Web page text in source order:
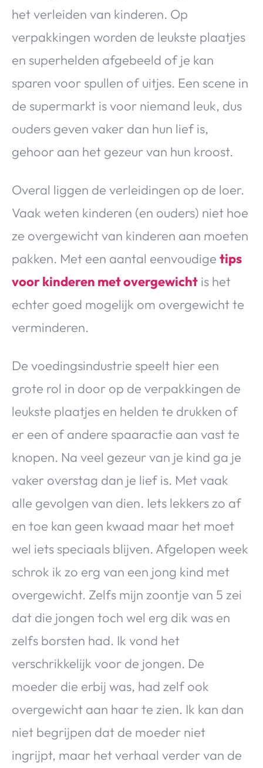
het verleiden van kinderen. Op
verpakkingen worden de leukste plaatjes
en superhelden afgebeeld of je kan
sparen voor spullen of uitjes. Een scene in
de supermarkt is voor niemand leuk, dus
ouders geven vaker dan hun lief is,
gehoor aan het gezeur van hun kroost.
Overal liggen de verleidingen op de loer.
Vaak weten kinderen (en ouders) niet hoe
ze overgewicht van kinderen aan moeten
pakken. Met een aantal eenvoudige tips
voor kinderen met overgewicht is het
echter goed mogelijk om overgewicht te
verminderen.
De voedingsindustrie speelt hier een
grote rol in door op de verpakkingen de
leukste plaatjes en helden te drukken of
er een of andere spaaractie aan vast te
knopen. Na veel gezeur van je kind ga je
vaker overstag dan je lief is. Met vaak
alle gevolgen van dien. Iets lekkers zo af
en toe kan geen kwaad maar het moet
wel iets speciaals blijven. Afgelopen week
schrok ik zo erg van een jong kind met
overgewicht. Zelfs mijn zoontje van 5 zei
dat die jongen toch wel erg dik was en
zelfs borsten had. Ik vond het
verschrikkelijk voor de jongen. De
moeder die erbij was, had zelf ook
overgewicht aan haar te zien. Ik kan dan
niet begrijpen dat de moeder niet
ingrijpt, maar het verhaal verder van de